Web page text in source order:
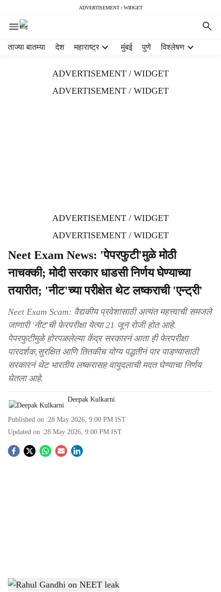
ADVERTISEMENT / WIDGET
ताज्या बातम्या देश महाराष्ट्र मुंबई पुणे विश्लेषण
ADVERTISEMENT / WIDGET
ADVERTISEMENT / WIDGET
ADVERTISEMENT / WIDGET
ADVERTISEMENT / WIDGET
Neet Exam News: 'पेपरफुटी'मुळे मोठी
नाचक्की; मोदी सरकार धाडसी निर्णय घेण्याच्या
तयारीत; 'नीट'च्या परीक्षेत थेट लष्कराची 'एन्ट्री'
Neet Exam Scam: वैद्यकीय प्रवेशासाठी अत्यंत महत्त्वाची समजले
जाणारी 'नीट'ची फेरपरीक्षा येत्या 21 जून रोजी होत आहे.
पेपरफुटीमुळे होरपळलेल्या केंद्र सरकारनं आता ही फेरपरीक्षा
पारदर्शक,सुरक्षित आणि तितकीच योग्य पद्धतीनं पार पाडण्यासाठी
सरकारनं थेट भारतीय लष्करासह वायुदलाची मदत घेण्याचा निर्णय
घेतला आहे.
Deepak Kulkarni
Published on :28 May 2026, 9:00 PM IST
Updated on :28 May 2026, 9:00 PM IST
S
Rahul Gandhi on NEET leak-Sarkarnama